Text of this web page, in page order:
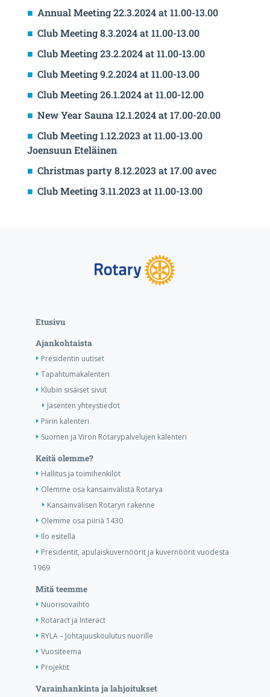
Annual Meeting 22.3.2024 at 11.00-13.00
Club Meeting 8.3.2024 at 11.00-13.00
Club Meeting 23.2.2024 at 11.00-13.00
Club Meeting 9.2.2024 at 11.00-13.00
Club Meeting 26.1.2024 at 11.00-12.00
New Year Sauna 12.1.2024 at 17.00-20.00
Club Meeting 1.12.2023 at 11.00-13.00
Joensuun Eteläinen
Christmas party 8.12.2023 at 17.00 avec
Club Meeting 3.11.2023 at 11.00-13.00
Etusivu
Ajankohtaista
Presidentin uutiset
Tapahtumakalenteri
Klubin sisäiset sivut
Jäsenten yhteystiedot
Piirin kalenteri
Suomen ja Viron Rotarypalvelujen kalenteri
Keitä olemme?
Hallitus ja toimihenkilöt
Olemme osa kansainvälistä Rotarya
Kansainvälisen Rotaryn rakenne
Olemme osa piiriä 1430
Ilo esitellä
Presidentit, apulaiskuvernöörit ja kuvernöörit vuodesta
1969
Mitä teemme
Nuorisovaihto
Rotaract ja Interact
RYLA – Johtajuuskoulutus nuorille
Vuositeema
Projektit
Varainhankinta ja lahjoitukset